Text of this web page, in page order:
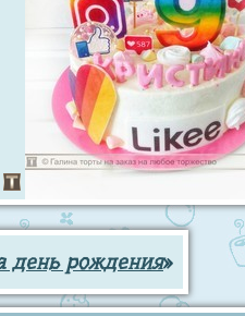
день рождения»